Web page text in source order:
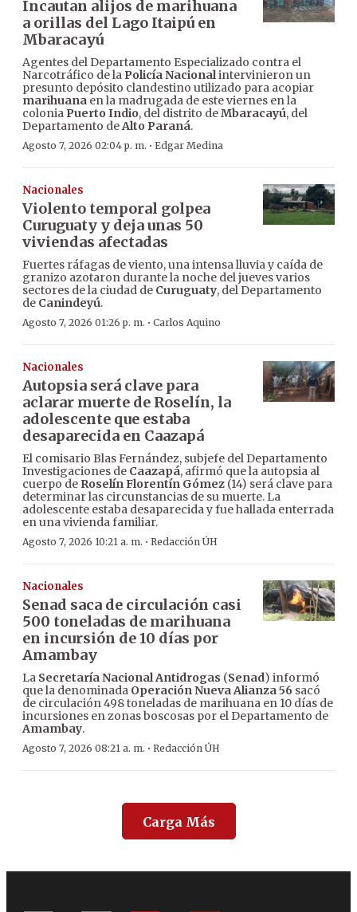
Incautan alijos de marihuana
a orillas del Lago Itaipú en
Mbaracayú
Agentes del Departamento Especializado contra el
Narcotráfico de la Policía Nacionalintervinieron un
presunto depósito clandestino utilizado para acopiar
marihuana en la madrugada de este viernes en la
colonia Puerto Indio, del distrito deMbaracayú, del
Departamento deAlto Paraná.
Agosto 7, 2026 02:04 p. m. · Edgar Medina
Nacionales
Violento temporal golpea
Curuguaty y deja unas 50
viviendas afectadas
Fuertes ráfagas de viento, una intensa lluvia y caída de
granizo azotaron durante la noche del jueves varios
sectores de la ciudad de Curuguaty, del Departamento
de Canindeyú.
Agosto 7, 2026 01:26 p. m. · Carlos Aquino
Nacionales
Autopsia será clave para
aclarar muerte de Roselín, la
adolescente que estaba
desaparecida en Caazapá
El comisario Blas Fernández, subjefe del Departamento
Investigaciones de Caazapá, afirmó que la autopsia al
cuerpo de Roselín Florentín Gómez (14) será clave para
determinar las circunstancias de su muerte. La
adolescente estaba desaparecida y fue hallada enterrada
en una vivienda familiar.
Agosto 7, 2026 10:21 a. m. · Redacción ÚH
Nacionales
Senad saca de circulación casi
500 toneladas de marihuana
en incursión de 10 días por
Amambay
La Secretaría Nacional Antidrogas (Senad) informó
que la denominada Operación Nueva Alianza 56 sacó
de circulación 498 toneladas de marihuana en 10 días de
incursiones en zonas boscosas por el Departamento de
Amambay.
Agosto 7, 2026 08:21 a. m. · Redacción ÚH
Carga Más